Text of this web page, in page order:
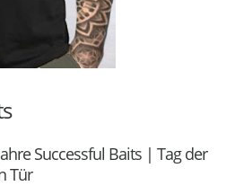
Successful Baits | Tag der
Tür